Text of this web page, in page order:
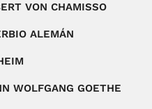
VON CHAMISSO
ALEMÁN
WOLFGANG GOETHE